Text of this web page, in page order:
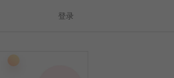
登录